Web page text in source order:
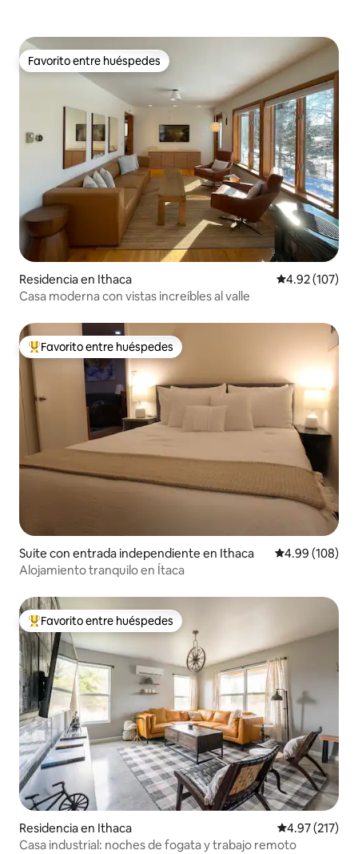
Favorito entre huéspedes
Favorito entre huéspedes
Residencia en Ithaca Calificación
4.92 (107)
Casa moderna con vistas increíbles al valle
De los mejores en Favorito entre huéspedes
Favorito entre huéspedes
Suite con entrada independiente en Ithaca Calificación
4.99 (108)
Alojamiento tranquilo en Ítaca
De los mejores en Favorito entre huéspedes
Favorito entre huéspedes
Residencia en Ithaca Calificación
4.97 (217)
Casa industrial: noches de fogata y trabajo remoto